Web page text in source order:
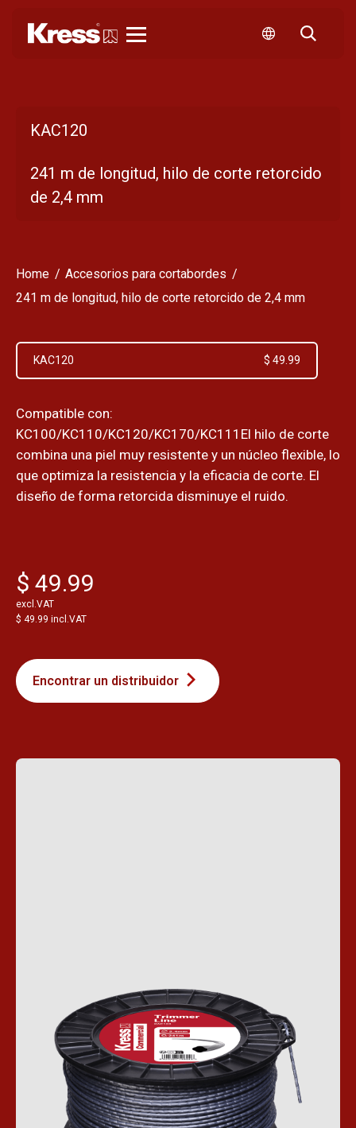
KAC120
241 m de longitud, hilo de corte retorcido
de 2,4 mm
Home
Accesorios para cortabordes
241 m de longitud, hilo de corte retorcido de 2,4 mm
KAC120 $ 49.99
Compatible con:
KC100/KC110/KC120/KC170/KC111El hilo de corte
combina una piel muy resistente y un núcleo flexible, lo
que optimiza la resistencia y la eficacia de corte. El
diseño de forma retorcida disminuye el ruido.
$ 49.99
excl.VAT
$ 49.99 incl.VAT
Encontrar un distribuidor